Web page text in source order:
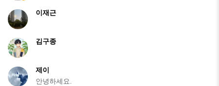
이재근
김구종
제이
안녕하세요.